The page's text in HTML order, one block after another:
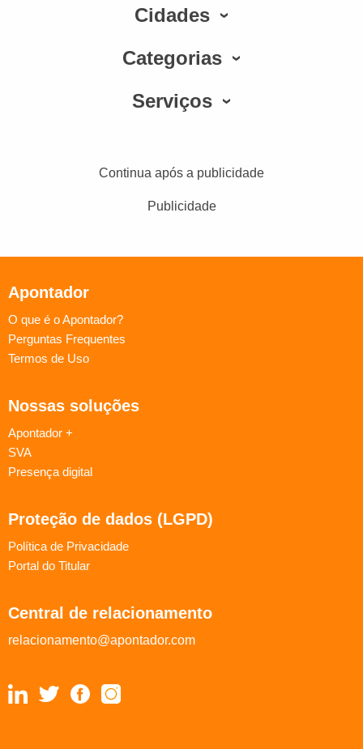
Cidades
Categorias
Serviços
Continua após a publicidade
Publicidade
Apontador
O que é o Apontador?
Perguntas Frequentes
Termos de Uso
Nossas soluções
Apontador +
SVA
Presença digital
Proteção de dados (LGPD)
Política de Privacidade
Portal do Titular
Central de relacionamento
relacionamento@apontador.com